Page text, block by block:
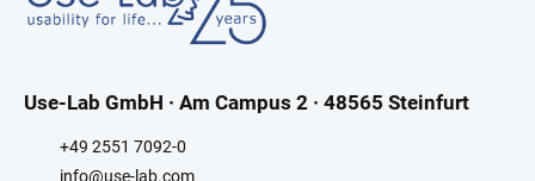
Use-Lab GmbH · Am Campus 2 · 48565 Steinfurt
+49 2551 7092-0
info@use-lab.com